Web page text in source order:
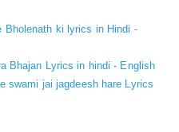
Bholenath ki lyrics in Hindi -
Bhajan Lyrics in hindi - English
swami jai jagdeesh hare Lyrics